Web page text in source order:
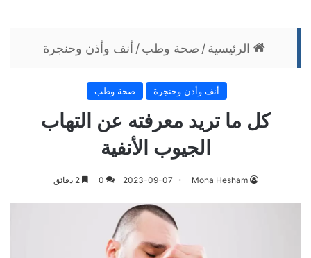
الرئيسية / صحة وطب / أنف وأذن وحنجرة
أنف وأذن وحنجرة صحة وطب
كل ما تريد معرفته عن التهاب
الجيوب الأنفية
Mona Hesham
2023-09-07
0 2 دقائق